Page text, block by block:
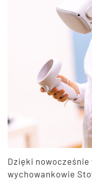
Dzięki
wychowankowie